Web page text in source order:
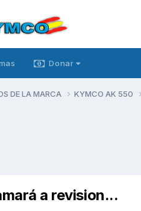
Donar
DE LA MARCA KYMCO AK 550
a revision...